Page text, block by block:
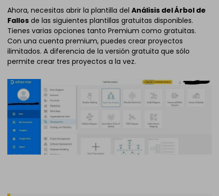
Ahora, necesitas abrir la plantilla del Análisis del Árbol de
Fallos de las siguientes plantillas gratuitas disponibles.
Tienes varias opciones tanto Premium como gratuitas.
Con una cuenta premium, puedes crear proyectos
ilimitados. A diferencia de la versión gratuita que sólo
permite crear tres proyectos a la vez.